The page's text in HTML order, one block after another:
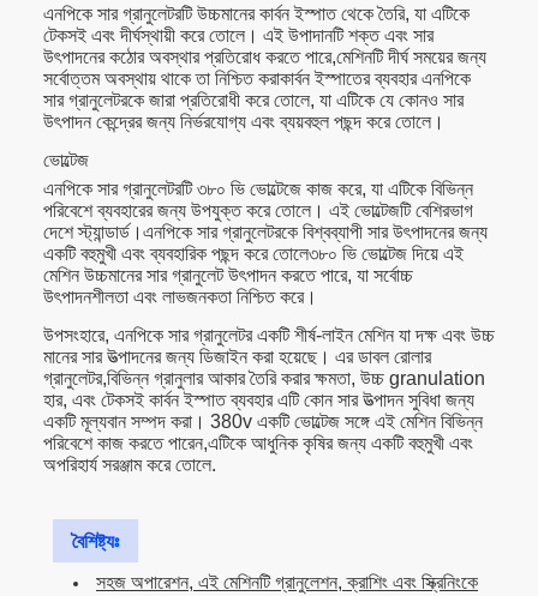
এনপিকে সার গ্রানুলেটরটি উচ্চমানের কার্বন ইস্পাত থেকে তৈরি, যা এটিকে
টেকসই এবং দীর্ঘস্থায়ী করে তোলে। এই উপাদানটি শক্ত এবং সার
উৎপাদনের কঠোর অবস্থার প্রতিরোধ করতে পারে,মেশিনটি দীর্ঘ সময়ের জন্য
সর্বোত্তম অবস্থায় থাকে তা নিশ্চিত করাকার্বন ইস্পাতের ব্যবহার এনপিকে
সার গ্রানুলেটরকে জারা প্রতিরোধী করে তোলে, যা এটিকে যে কোনও সার
উৎপাদন কেন্দ্রের জন্য নির্ভরযোগ্য এবং ব্যয়বহুল পছন্দ করে তোলে।
ভোল্টেজ
এনপিকে সার গ্রানুলেটরটি ৩৮০ ভি ভোল্টেজে কাজ করে, যা এটিকে বিভিন্ন
পরিবেশে ব্যবহারের জন্য উপযুক্ত করে তোলে। এই ভোল্টেজটি বেশিরভাগ
দেশে স্ট্যান্ডার্ড।এনপিকে সার গ্রানুলেটরকে বিশ্বব্যাপী সার উৎপাদনের জন্য
একটি বহুমুখী এবং ব্যবহারিক পছন্দ করে তোলে৩৮০ ভি ভোল্টেজ দিয়ে এই
মেশিন উচ্চমানের সার গ্রানুলেট উৎপাদন করতে পারে, যা সর্বোচ্চ
উৎপাদনশীলতা এবং লাভজনকতা নিশ্চিত করে।
উপসংহারে, এনপিকে সার গ্রানুলেটর একটি শীর্ষ-লাইন মেশিন যা দক্ষ এবং উচ্চ
মানের সার উত্পাদনের জন্য ডিজাইন করা হয়েছে। এর ডাবল রোলার
গ্রানুলেটর,বিভিন্ন গ্রানুলার আকার তৈরি করার ক্ষমতা, উচ্চ granulation
হার, এবং টেকসই কার্বন ইস্পাত ব্যবহার এটি কোন সার উত্পাদন সুবিধা জন্য
একটি মূল্যবান সম্পদ করা। 380v একটি ভোল্টেজ সঙ্গে এই মেশিন বিভিন্ন
পরিবেশে কাজ করতে পারেন,এটিকে আধুনিক কৃষির জন্য একটি বহুমুখী এবং
অপরিহার্য সরঞ্জাম করে তোলে.
বৈশিষ্ট্যঃ
সহজ অপারেশন, এই মেশিনটি গ্রানুলেশন, ক্রাশিং এবং স্ক্রিনিংকে